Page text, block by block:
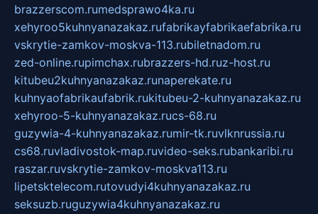
brazzerscom.rumedsprawo4ka.ru
xehyroo5kuhnyanazakaz.rufabrikayfabrikaefabrika.ru
vskrytie-zamkov-moskva-113.rubiletnadom.ru
zed-online.rupimchax.rubrazzers-hd.ruz-host.ru
kitubeu2kuhnyanazakaz.runaperekate.ru
kuhnyaofabrikaufabrik.rukitubeu-2-kuhnyanazakaz.ru
xehyroo-5-kuhnyanazakaz.rucs-68.ru
guzywia-4-kuhnyanazakaz.rumir-tk.ruvlknrussia.ru
cs68.ruvladivostok-map.ruvideo-seks.rubankaribi.ru
raszar.ruvskrytie-zamkov-moskva113.ru
lipetsktelecom.rutovudyi4kuhnyanazakaz.ru
seksuzb.ruguzywia4kuhnyanazakaz.ru